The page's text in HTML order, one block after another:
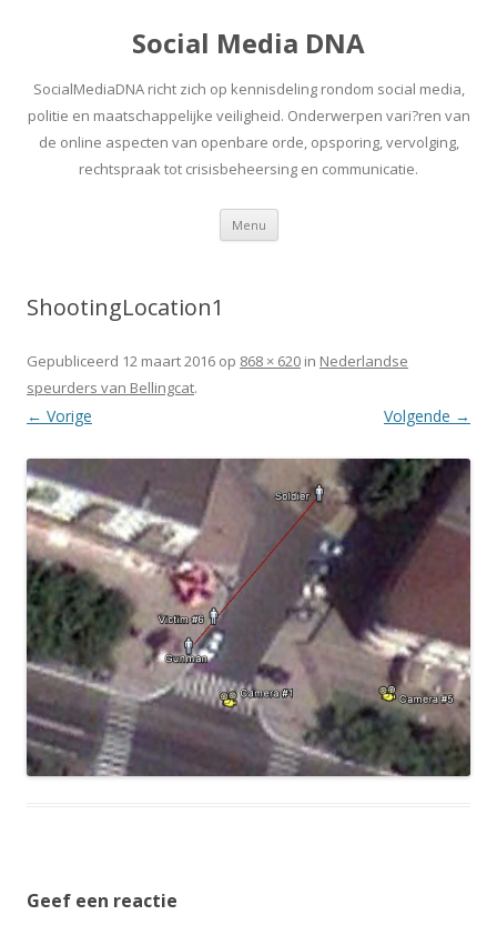
Social Media DNA
SocialMediaDNA richt zich op kennisdeling rondom social media,
politie en maatschappelijke veiligheid. Onderwerpen vari?ren van
de online aspecten van openbare orde, opsporing, vervolging,
rechtspraak tot crisisbeheersing en communicatie.
Menu Spring
inhoud
ShootingLocation1
Gepubliceerd 12 maart 2016 op 868 × 620 in Nederlandse
speurders van Bellingcat.
← Vorige Volgende →
Geef een reactie